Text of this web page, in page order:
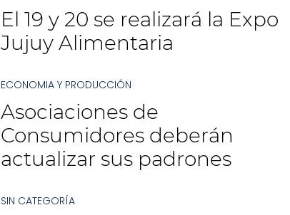
El 19 y 20 se realizará la Expo
Jujuy Alimentaria
ECONOMIA Y PRODUCCIÓN
Asociaciones de
Consumidores deberán
actualizar sus padrones
SIN CATEGORÍA